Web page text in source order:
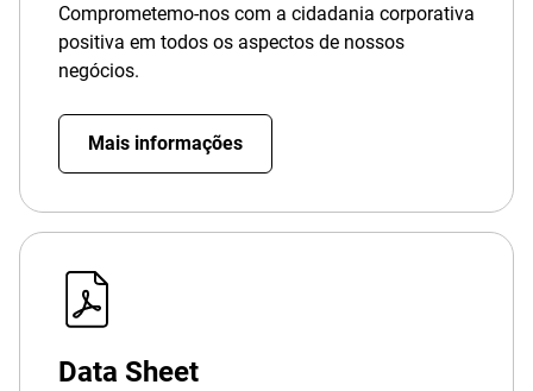
Comprometemo-nos com a cidadania corporativa
positiva em todos os aspectos de nossos
negócios.
Mais informações
Data Sheet